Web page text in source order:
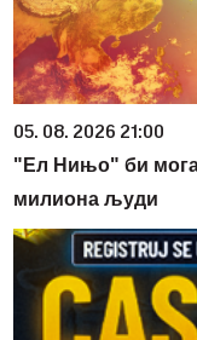
05. 08. 2026 21:00
"Ел Нињо" би
милиона људи